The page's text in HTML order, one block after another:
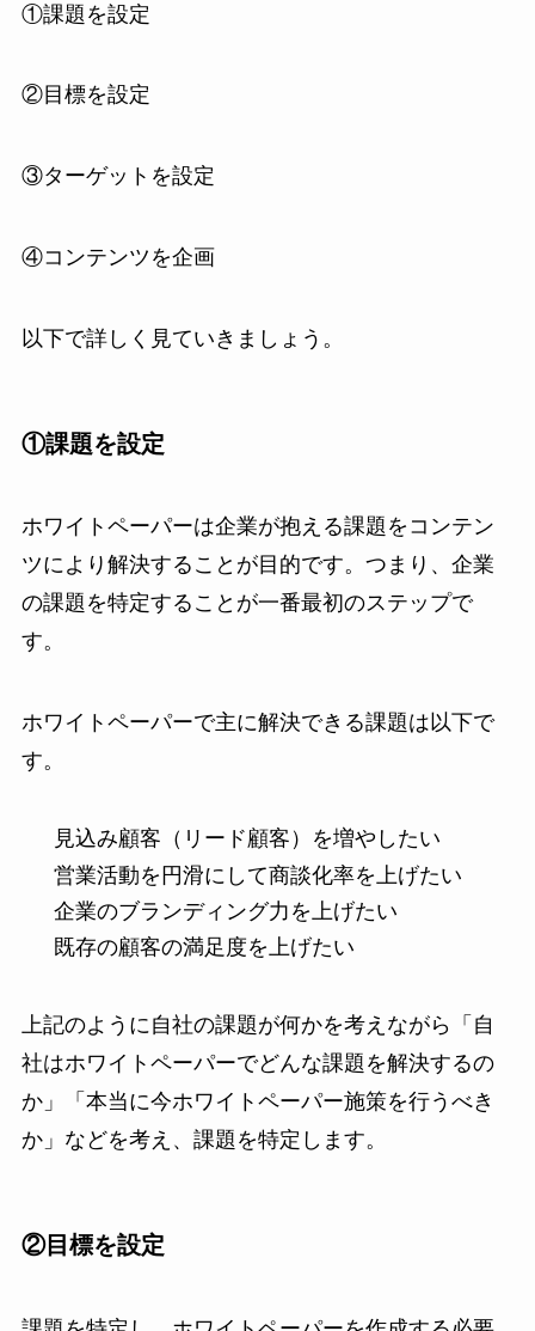
①課題を設定
②目標を設定
③ターゲットを設定
④コンテンツを企画
以下で詳しく見ていきましょう。
①課題を設定
ホワイトペーパーは企業が抱える課題をコンテン
ツにより解決することが目的です。つまり、企業
の課題を特定することが一番最初のステップで
す。
ホワイトペーパーで主に解決できる課題は以下で
す。
見込み顧客（リード顧客）を増やしたい
営業活動を円滑にして商談化率を上げたい
企業のブランディング力を上げたい
既存の顧客の満足度を上げたい
上記のように自社の課題が何かを考えながら「自
社はホワイトペーパーでどんな課題を解決するの
か」「本当に今ホワイトペーパー施策を行うべき
か」などを考え、課題を特定します。
②目標を設定